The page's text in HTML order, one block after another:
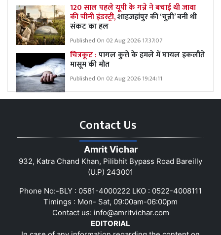
120 साल पहले यूपी के गन्ने ने बचाई थी जावा
की चीनी इंडस्ट्री,शाहजहांपुर की ‘चुन्नी’ बनी थी
संकट का हल
Published On 02 Aug 2026 17:37:07
चित्रकूट :पागल कुत्ते के हमले में घायल इकलौते
मासूम की मौत
Published On 02 Aug 2026 19:24:11
Contact Us
Amrit Vichar
932, Katra Chand Khan, Pilibhit Bypass Road Bareilly
(U.P) 243001
Phone No:-BLY : 0581-4000222 LKO : 0522-4008111
Timings : Mon- Sat, 09:00am-06:00pm
Contact us: info@amritvichar.com
EDITORIAL